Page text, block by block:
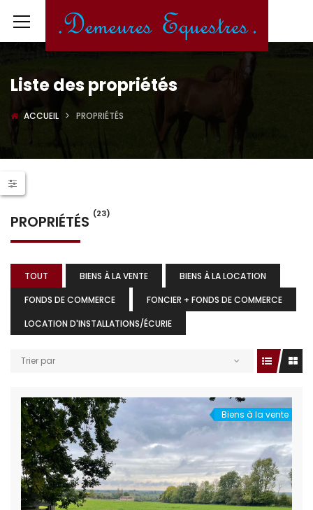
Liste des propriétés
ACCUEIL PROPRIÉTÉS
PROPRIÉTÉS (23)
TOUT BIENS À LA VENTE
BIENS À LA LOCATION
FONDS DE COMMERCE
FONCIER + FONDS DE COMMERCE
LOCATION D'INSTALLATIONS/ÉCURIE
Trier par
Biens à la vente